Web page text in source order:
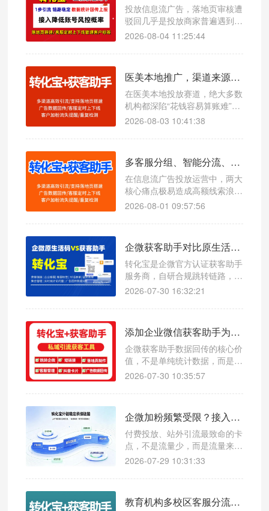
失控、投放越跑越乱。
投放信息流广告，落地页审核遭
驳回几乎是投放商家普遍遇到的
难题。很多人误以为是图片、文
例，根源在于引流跳转链路触碰
2026-08-04 11:25:44
医美本地推广，渠道来源自动打标精准核算投放 ROI 案例
在医美本地投放赛道，绝大多数
机构都深陷“花钱容易算账难”的
行业困境：抖音、小红书、本地
店量看似稳定增长，但各渠道真
清。最常见的问题就是跨渠道客
源归属混乱：抖音付费推流的客
户被销售随手登记为朋友介绍，
小红书种草引流的客源被归类为
2026-08-03 10:41:38
多客服分组、智能分流、客户自动打标完整设置步骤
在信息流广告投放运营中，两大
核心痛点极易造成高额线索浪
费：一是客服分配无规则、流量
待过载、部分客服空岗闲置，同
漏接；二是客户来源无溯源、渠
道数据混乱，无法区分抖音、快
手、小红书等不同投放计划的线
索质量，复盘优化无依据、转化
2026-08-01 09:57:56
企微获客助手对比原生活码，转化宝1 秒唤起企微添加页面
转化宝是企微官方认证获客助手
服务商，自研合规跳转链路，一
键生成全域广告加粉短链，1 秒
粉转化率。 支持 JS/API 双模式
开口、流失客户数据实时同步至
抖音、百度、腾讯等广告后台，
优化投放模型、降低获客成本
2026-07-30 16:32:21
添加企业微信获客助手为什么需要数据回传？
企微获客助手数据回传的核心价
值，不是单纯统计数据，而是用
真实用户行为持续校准广告模
跑越泛、成本越跑越高；搭配合
才能让每一次曝光、每一笔预算
都精准触达高意向人群，实现广
告投放稳定起量、成本可控、客
资高质的长效私域获客闭环
2026-07-30 10:35:57
企微加粉频繁受限？接入企微获客助手降低账号风控概率
付费投放、站外引流最致命的卡
点，不是流量少，而是流量来了
接不住：员工账号频繁触发加粉
好友，优质投放流量白白流失，
2026-07-29 10:31:33
教育机构多校区客服分流，使用转化宝降低人工成本实录